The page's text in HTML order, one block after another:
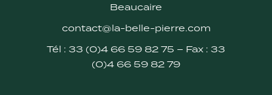
Beaucaire
contact@la-belle-pierre.com
Tél : 33 (0)4 66 59 82 75 – Fax : 33
(0)4 66 59 82 79